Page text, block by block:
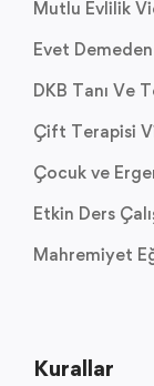
Mutlu Evlilik
Evet
DKB Tanı Ve
Çift Terapisi
Çocuk ve
Etkin Ders
Mahremiyet
Kurallar